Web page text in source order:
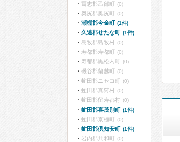
爾志郡乙部町 (0)
奥尻郡奥尻町 (0)
瀬棚郡今金町 (1件)
久遠郡せたな町 (1件)
島牧郡島牧村 (0)
寿都郡寿都町 (0)
寿都郡黒松内町 (0)
磯谷郡蘭越町 (0)
虻田郡ニセコ町 (0)
虻田郡真狩村 (0)
虻田郡留寿都村 (0)
虻田郡喜茂別町 (1件)
虻田郡京極町 (0)
虻田郡倶知安町 (1件)
岩内郡共和町 (0)